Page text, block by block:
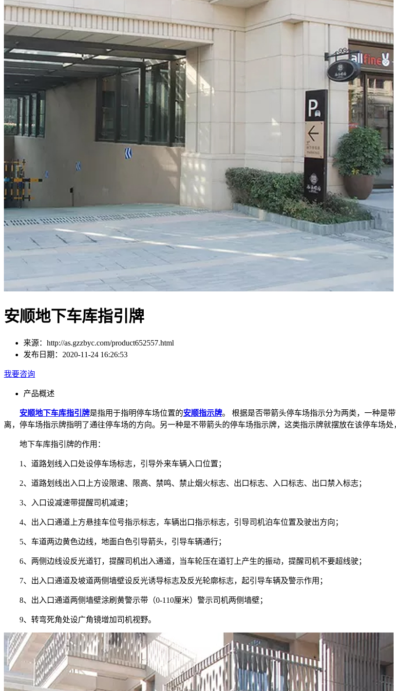
安顺地下车库指引牌
来源： http://as.gzzbyc.com/product652557.html
发布日期： 2020-11-24 16:26:53
我要咨询
产品概述
安顺地下车库指引牌是指用于指明停车场位置的安顺指示牌。 根据是否带箭头停车场指示分为两类，一种是
离，停车场指示牌指明了通往停车场的方向。另一种是不带箭头的停车场指示牌，这类指示牌就摆放在该停车场处
地下车库指引牌的作用：
1、道路划线入口处设停车场标志，引导外来车辆入口位置；
2、道路划线出入口上方设限速、限高、禁鸣、禁止烟火标志、出口标志、入口标志、出口禁入标志；
3、入口设减速带提醒司机减速；
4、出入口通道上方悬挂车位号指示标志，车辆出口指示标志，引导司机泊车位置及驶出方向；
5、车道两边黄色边线，地面白色引导箭头，引导车辆通行；
6、两侧边线设反光道钉，提醒司机出入通道，当车轮压在道钉上产生的振动，提醒司机不要超线驶；
7、出入口通道及坡道两侧墙壁设反光诱导标志及反光轮廓标志，起引导车辆及警示作用；
8、出入口通道两侧墙壁涂刷黄警示带（0-110厘米）警示司机两侧墙壁；
9、转弯死角处设广角镜增加司机视野。